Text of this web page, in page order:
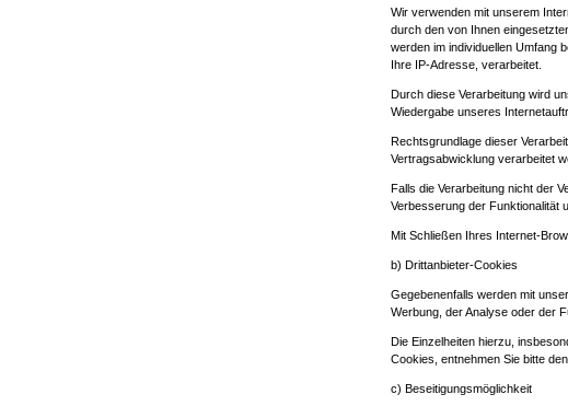
Wir verwenden mit unserem
durch den von Ihnen
werden im individuellen Umfang
Ihre IP-Adresse, verarbeitet.
Durch diese Verarbeitung wird
Wiedergabe unseres
Rechtsgrundlage dieser
Vertragsabwicklung verarbeitet
Falls die Verarbeitung nicht der
Verbesserung der Funktionalität
Mit Schließen Ihres Internet-
b) Drittanbieter-Cookies
Gegebenenfalls werden mit
Werbung, der Analyse oder der
Die Einzelheiten hierzu,
Cookies, entnehmen Sie bitte
c) Beseitigungsmöglichkeit